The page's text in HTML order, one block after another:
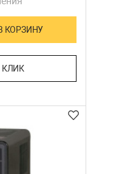
КОРЗИНУ
КЛИК